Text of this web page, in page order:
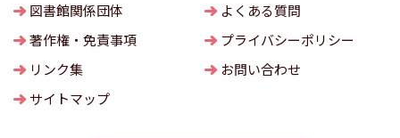
図書館関係団体
よくある質問
著作権・免責事項
プライバシーポリシー
リンク集
お問い合わせ
サイトマップ